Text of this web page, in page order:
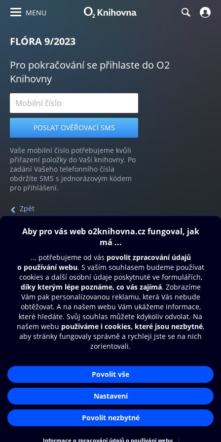
MENU
FLÓRA 9/2023
Pro pokračování se přihlaste do O2
Knihovny
Vaše mobilní číslo potřebujeme kvůli
přiřazení položky do Vaší knihovny. Po
zadání Vašeho telefonního čísla
obdržíte SMS s jednorázovým kódem
pro přihlášení.
Zpět
Obsah ke stažení
Moje O2 Knihovna
Další zábava
© O2 Czech Republic a.s.
Přístupnost
Zásady zpracování osobních údajů
Nastavení cookies
Aplikace O2 Knihovna
Čti a poslouchej své e-knihy a
audioknihy rychleji a pohodlněji.